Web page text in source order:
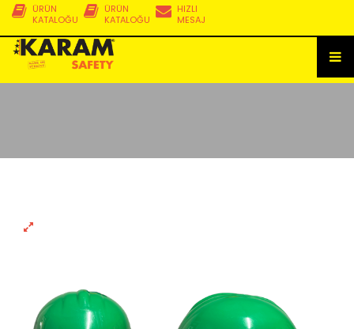
HIZLI
MESAJ
ÜRÜN
KATALOĞU
ÜRÜN
KATALOĞU